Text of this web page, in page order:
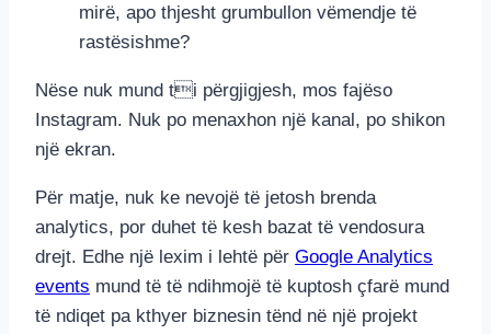
mirë, apo thjesht grumbullon vëmendje të
rastësishme?
Nëse nuk mund ti përgjigjesh, mos fajëso
Instagram. Nuk po menaxhon një kanal, po shikon
një ekran.
Për matje, nuk ke nevojë të jetosh brenda
analytics, por duhet të kesh bazat të vendosura
drejt. Edhe një lexim i lehtë për Google Analytics
events mund të të ndihmojë të kuptosh çfarë mund
të ndiqet pa kthyer biznesin tënd në një projekt